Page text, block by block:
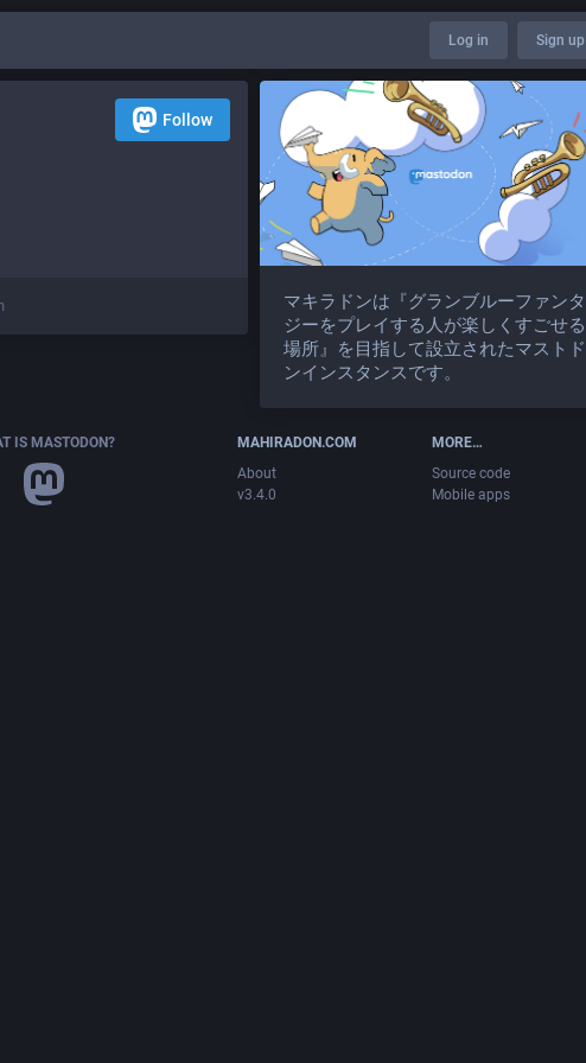
Log in Sign up
Follow
マキラドンは『グランブルーファンタ
ジーをプレイする人が楽しくすごせる
場所』を目指して設立されたマストド
ンインスタンスです。
IS MASTODON?
MAHIRADON.COM
About
v3.4.0
MORE…
Source code
Mobile apps